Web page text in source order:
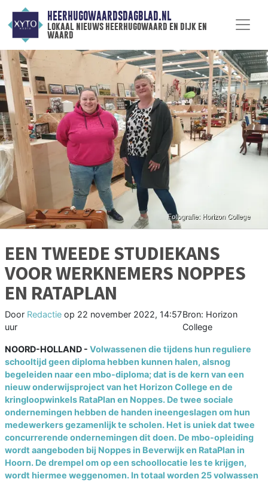
HEERHUGOWAARDSDAGBLAD.NL
lokaal nieuws heerhugowaard en dijk en
waard
EEN TWEEDE STUDIEKANS
VOOR WERKNEMERS NOPPES
EN RATAPLAN
Door Redactie op 22 november 2022, 14:57
uur
Bron: Horizon
College
NOORD-HOLLAND - Volwassenen die tijdens hun reguliere
schooltijd geen diploma hebben kunnen halen, alsnog
begeleiden naar een mbo-diploma; dat is de kern van een
nieuw onderwijsproject van het Horizon College en de
kringloopwinkels RataPlan en Noppes. De twee sociale
ondernemingen hebben de handen ineengeslagen om hun
medewerkers gezamenlijk te scholen. Het is uniek dat twee
concurrerende ondernemingen dit doen. De mbo-opleiding
wordt aangeboden bij Noppes in Beverwijk en RataPlan in
Hoorn. De drempel om op een schoollocatie les te krijgen,
wordt hiermee weggenomen. In totaal worden 25 volwassen